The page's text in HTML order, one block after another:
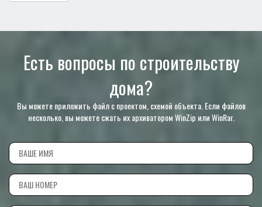
Есть вопросы по строительству
дома?
Вы можете приложить файл с проектом, схемой объекта. Если файлов
несколько, вы можете сжать их архиватором WinZip или WinRar.